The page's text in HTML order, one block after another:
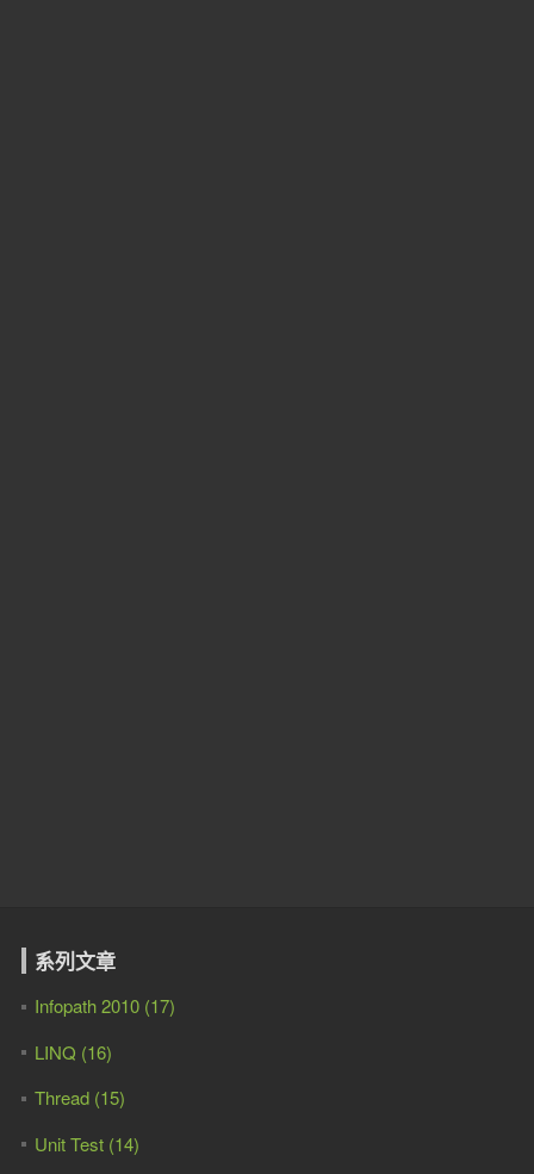
系列文章
Infopath 2010 (17)
LINQ (16)
Thread (15)
Unit Test (14)